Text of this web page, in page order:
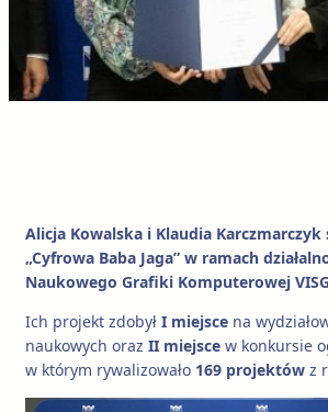
Alicja Kowalska i Klaudia
„Cyfrowa Baba Jaga” w ramach
Naukowego Grafiki Komputerowej
Ich projekt zdobył I miejsce na
naukowych oraz II miejsce w konkursie
w którym rywalizowało 169 projektów z